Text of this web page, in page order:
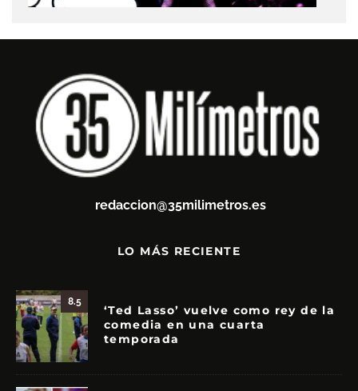
redaccion@35milimetros.es
LO MÁS RECIENTE
8.5
‘Ted Lasso’ vuelve como rey de la
comedia en una cuarta
temporada